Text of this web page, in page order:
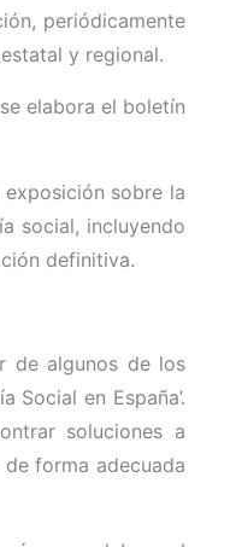
periódicamente
y regional.
elabora el boletín
sobre la
social, incluyendo
definitiva.
de algunos de los
en España’.
soluciones a
forma adecuada